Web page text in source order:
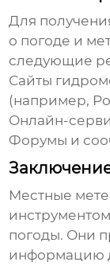
Для
о погоде и
следующие
Сайты
(например,
Онлайн-
Форумы и
Местные
погоды. Они
информацию